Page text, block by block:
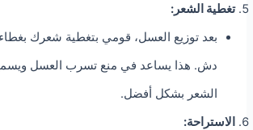
تغطية الشعر:
بعد توزيع العسل، قومي بتغطية شعرك
دش. هذا يساعد في منع تسرب العسل
الشعر بشكل أفضل.
الاستراحة: